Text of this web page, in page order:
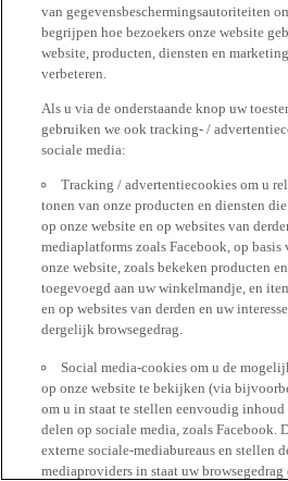
van gegevensbeschermingsautoriteiten
begrijpen hoe bezoekers onze website
website, producten, diensten en
verbeteren.
Als u via de onderstaande knop uw
gebruiken we ook tracking- /
sociale media:
Tracking / advertentiecookies om u
tonen van onze producten en diensten
op onze website en op websites van
mediaplatforms zoals Facebook, op basis
onze website, zoals bekeken producten
toegevoegd aan uw winkelmandje, en
en op websites van derden en uw
dergelijk browsegedrag.
Social media-cookies om u de
op onze website te bekijken (via
om u in staat te stellen eenvoudig inhoud
delen op sociale media, zoals Facebook.
externe sociale-mediabureaus en stellen
mediaproviders in staat uw